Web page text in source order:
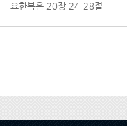
요한복음 20장 24-28절